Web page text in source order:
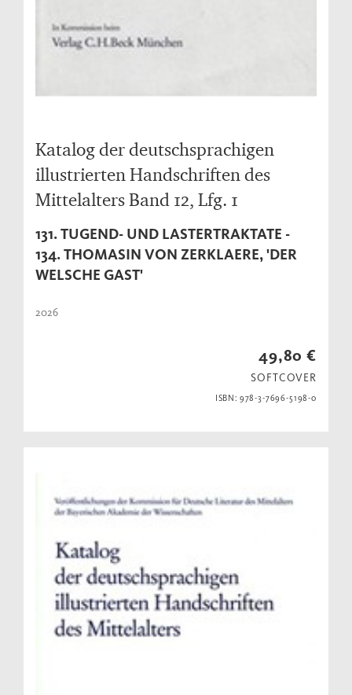
Katalog der deutschsprachigen
illustrierten Handschriften des
Mittelalters Band 12, Lfg. 1
131. TUGEND- UND LASTERTRAKTATE -
134. THOMASIN VON ZERKLAERE, 'DER
WELSCHE GAST'
2026
49,80 €
SOFTCOVER
ISBN: 978-3-7696-5198-0